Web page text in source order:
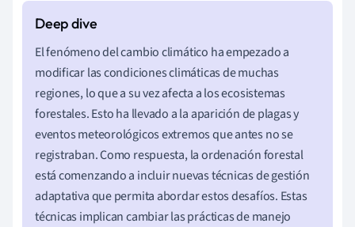
El fenómeno del cambio climático ha empezado a
modificar las condiciones climáticas de muchas
regiones, lo que a su vez afecta a los ecosistemas
forestales. Esto ha llevado a la aparición de plagas y
eventos meteorológicos extremos que antes no se
registraban. Como respuesta, la ordenación forestal
está comenzando a incluir nuevas técnicas de gestión
adaptativa que permita abordar estos desafíos. Estas
técnicas implican cambiar las prácticas de manejo